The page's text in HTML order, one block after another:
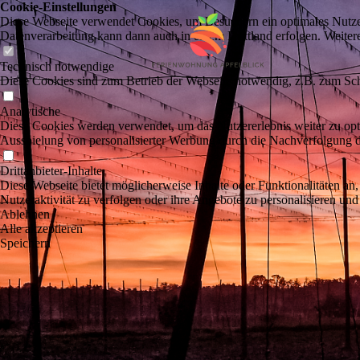
Cookie-Einstellungen
Diese Webseite verwendet Cookies, um Besuchern ein optimales
Datenverarbeitung kann dann auch in einem Drittland erfolgen.
Technisch notwendige
Diese Cookies sind zum Betrieb der Webseite notwendig, z.B. zum
Analytische
Diese Cookies werden verwendet, um das Nutzererlebnis weiter zu
Ausspielung von personalisierter Werbung durch die Nachverfolgung
Drittanbieter-Inhalte
Diese Webseite bietet möglicherweise Inhalte oder Funktionalitäten
Nutzeraktivität zu verfolgen oder ihre Angebote zu personalisieren
Ablehnen
Alle akzeptieren
Speichern